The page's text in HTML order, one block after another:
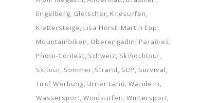
Engelberg Gletscher Kitesurfen
Klettersteige Lisa Horst Martin Epp
Mountainbiken Oberengadin Paradies
Photo-Contest Schweiz Skihochtour
Skitour Sommer Strand SUP Survival
Tirol Werbung Urner Land Wandern
Wassersport Windsurfen Wintersport